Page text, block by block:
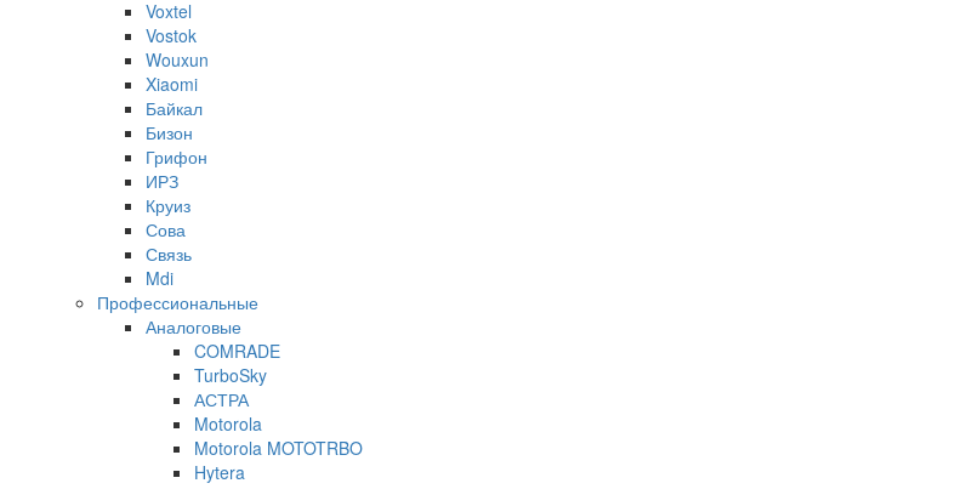
Voxtel
Vostok
Wouxun
Xiaomi
Байкал
Бизон
Грифон
ИРЗ
Круиз
Сова
Связь
Mdi
Профессиональные
Аналоговые
COMRADE
TurboSky
АСТРА
Motorola
Motorola MOTOTRBO
Hytera